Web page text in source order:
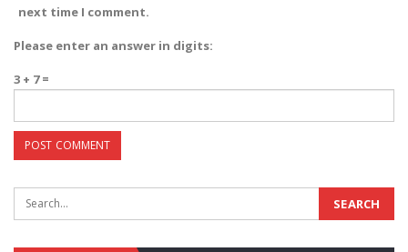
next time I comment.
Please enter an answer in digits:
3 + 7 =